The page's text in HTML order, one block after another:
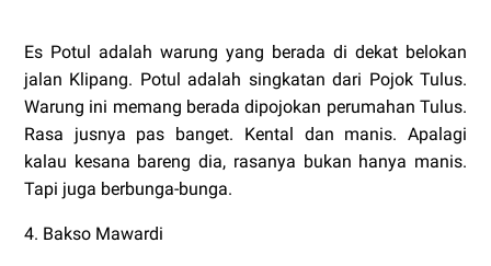
Es Potul adalah warung yang berada di dekat belokan
jalan Klipang. Potul adalah singkatan dari Pojok Tulus.
Warung ini memang berada dipojokan perumahan Tulus.
Rasa jusnya pas banget. Kental dan manis. Apalagi
kalau kesana bareng dia, rasanya bukan hanya manis.
Tapi juga berbunga-bunga.
4. Bakso Mawardi